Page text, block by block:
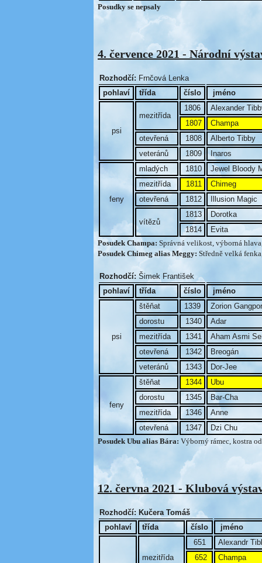
Posudky se nepsaly
4. července 2021 - Národní
Rozhodčí: Frnčová Lenka
pohlaví
třída číslo jméno
psi
mezitřída
1806
Alexander
1807
Champa
otevřená
1808
Alberto Tibby
veteránů
1809 Inaros
feny
mladých 1810
Jewel Bloody
mezitřída
1811
Chimeg
otevřená
1812 Illusion Magic
vítězů
1813
Dorotka
1814
Evita
Posudek Champa: Správná velikost, výborná
Posudek Chimeg alias Meggy: Středně velká
Rozhodčí: Šimek František
pohlaví
třída číslo jméno
psi
štěňat 1339
Zorion
dorostu
1340
Adar
mezitřída
1341
Aham Asmi
otevřená
1342
Breogán
veteránů
1343 Dor-Jee
feny
štěňat 1344
Ubu
dorostu
1345
Bar-Cha
mezitřída
1346
Anne
otevřená
1347
Dzi Chu
Posudek Ubu alias Bára: Výborný rámec, kostra
12. června 2021 - Klubová
Rozhodčí: Kučera Tomáš
pohlaví
třída číslo jméno
mezitřída
651
Alexandr
652
Champa